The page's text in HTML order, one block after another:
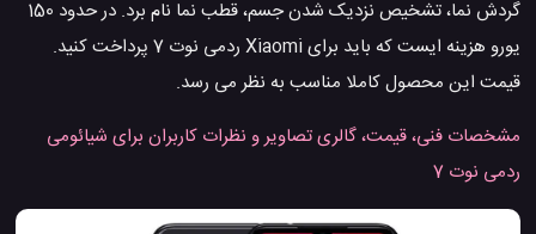
گردش نما، تشخیص نزدیک شدن جسم، قطب نما نام برد. در حدود 150
یورو هزینه ایست که باید برای Xiaomi ردمی نوت 7 پرداخت کنید.
قیمت این محصول کاملا مناسب به نظر می رسد.
مشخصات فنی، قیمت، گالری تصاویر و نظرات کاربران برای شیائومی
ردمی نوت 7